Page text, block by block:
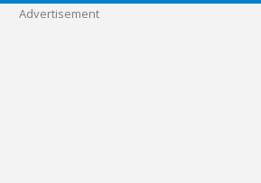
Advertisement